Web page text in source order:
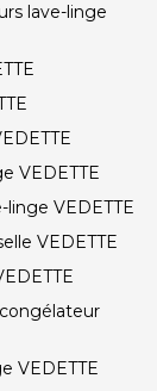
lave-linge
VEDETTE
VEDETTE
VEDETTE
VEDETTE